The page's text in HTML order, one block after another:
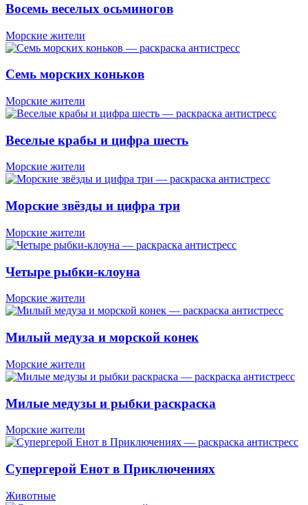
Восемь веселых осьминогов
Морские жители
Семь морских коньков
Морские жители
Веселые крабы и цифра шесть
Морские жители
Морские звёзды и цифра три
Морские жители
Четыре рыбки-клоуна
Морские жители
Милый медуза и морской конек
Морские жители
Милые медузы и рыбки раскраска
Морские жители
Супергерой Енот в Приключениях
Животные